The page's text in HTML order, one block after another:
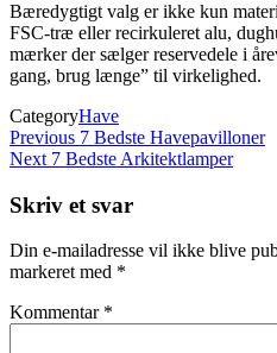
Bæredygtigt valg er ikke kun
FSC-træ eller recirkuleret alu,
mærker der sælger reservedele i
gang, brug længe” til virkelighed.
CategoryHave
Indlægsnavigation
Previous
Post
Previous 7 Bedste Havepavilloner
Next
Next 7 Bedste Arkitektlamper
Skriv et svar
Din e-mailadresse vil ikke blive
markeret med *
Kommentar *